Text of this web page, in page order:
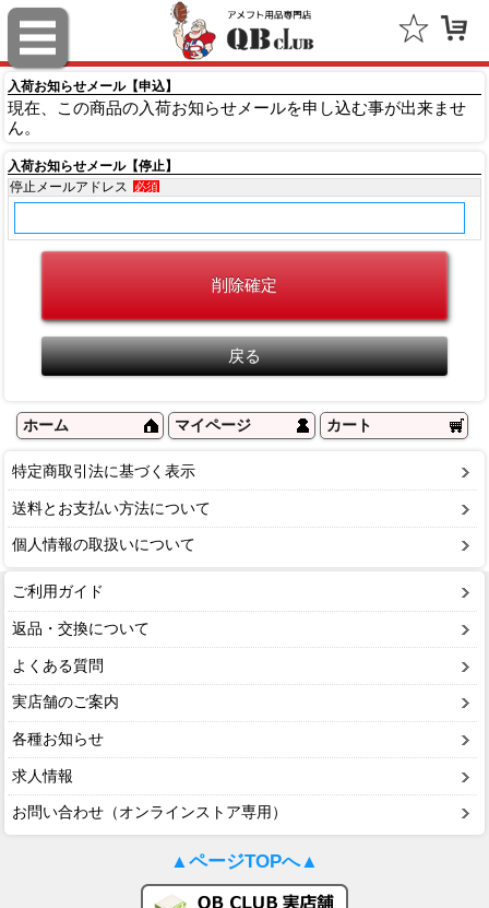
入荷お知らせメール【申込】
現在、この商品の入荷お知らせメールを申し込む事が出来ませ
ん。
入荷お知らせメール【停止】
停止メールアドレス
必須
ホーム マイページ カート
特定商取引法に基づく表示
送料とお支払い方法について
個人情報の取扱いについて
ご利用ガイド
返品・交換について
よくある質問
実店舗のご案内
各種お知らせ
求人情報
お問い合わせ（オンラインストア専用）
▲ページTOPへ▲
ロゴブランズ（Logo Brands）
FOCO（Forever Collectibles）
ノースウエスト（Northwest）
フランクリン（Flanklin Sports）
GREAT AMERICAN（グレートアメリカン）
フォーティーセブン（'47）
ファナティクス（Fanatics）
アウトドアキャップ（Outdoor Cap Company）
スポルディング（SPALDING）
ミッチェル＆ネス（Mitchell & Ness）
サムプロ（ThumbPRO）
すべて